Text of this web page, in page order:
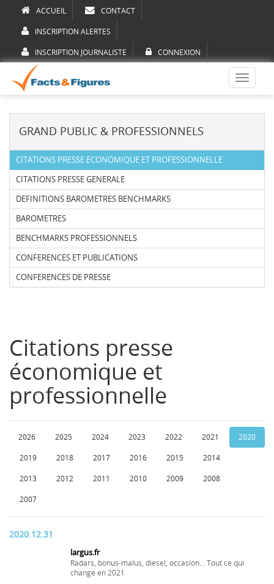
ACCUEIL CONTACT
INSCRIPTION ALERTES
INSCRIPTION JOURNALISTE CONNEXION
Toggle
GRAND PUBLIC & PROFESSIONNELS
CITATIONS PRESSE ECONOMIQUE ET PROFESSIONNELLE
CITATIONS PRESSE GENERALE
DEFINITIONS BAROMETRES BENCHMARKS
BAROMETRES
BENCHMARKS PROFESSIONNELS
CONFERENCES ET PUBLICATIONS
CONFERENCES DE PRESSE
Citations presse
économique et
professionnelle
2026 2025 2024 2023 2022 2021 2020
2019 2018 2017 2016 2015 2014
2013 2012 2011 2010 2009 2008
2007
2020.12.31
largus.fr
Radars, bonus-malus, diesel, occasion... Tout ce qui
change en 2021